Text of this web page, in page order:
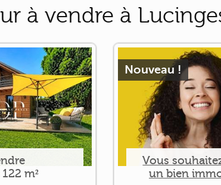
à vendre à
m²
Nouveau !
Vous
un bien